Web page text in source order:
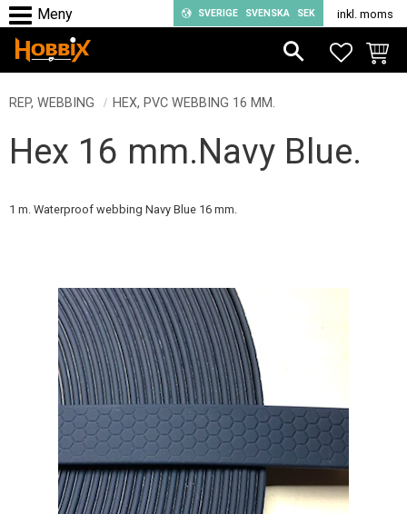
Meny
SVERIGE SVENSKA SEK inkl. moms
REP, WEBBING HEX, PVC WEBBING 16 MM.
Hex 16 mm.Navy Blue.
1 m. Waterproof webbing Navy Blue 16 mm.